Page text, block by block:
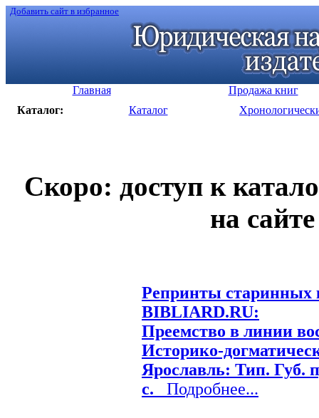
Добавить сайт в избранное
Главная
Продажа книг
Каталог:
Каталог
Скоро: доступ к
на
Репринты старинных
BIBLIARD.RU:
Преемство в линии
Историко-
Ярославль: Тип. Губ.
с. Подробнее...